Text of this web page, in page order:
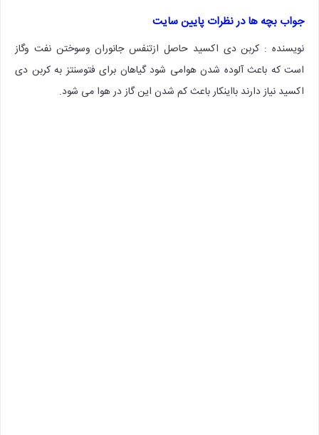
جواب بچه ها در نظرات پایین سایت
نویسنده : کربن دی اکسید حاصل ازتنفس جانوران وسوختن نفت وگاز
است که باعث آلوده شدن هوامی شود گیاهان برای فتوسنتز به کربن دی
اکسید نیاز دارند بااینکار باعث کم شدن این گاز در هوا می شود.